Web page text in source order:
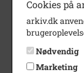
Materiale
Se på kort
Cookies på
arkiv.dk
Nødvendig
Marketing